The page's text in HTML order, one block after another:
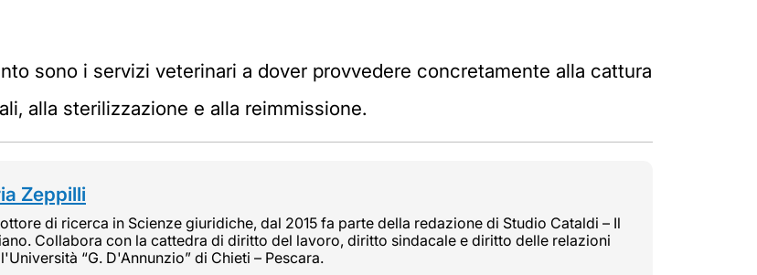
sono i servizi veterinari a dover provvedere concretamente alla cattura
alla sterilizzazione e alla reimmissione.
Zeppilli
di ricerca in Scienze giuridiche, dal 2015 fa parte della redazione di Studio Cataldi – Il
Collabora con la cattedra di diritto del lavoro, diritto sindacale e diritto delle relazioni
“G. D'Annunzio” di Chieti – Pescara.